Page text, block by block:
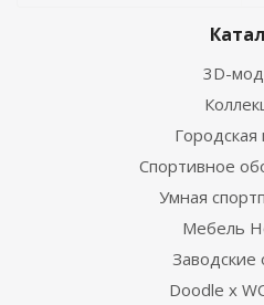
3D-
Спортивное
Умная
Мебель
Заводские
Doodle x